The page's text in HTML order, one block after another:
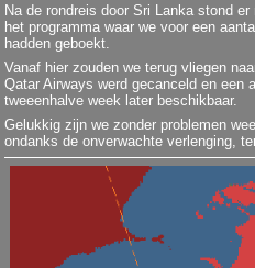
Na de rondreis door Sri Lanka stond
het programma waar we voor een
hadden geboekt.
Vanaf hier zouden we terug vliegen
Qatar Airways werd gecanceld en een
tweeenhalve week later beschikbaar.
Gelukkig zijn we zonder problemen
ondanks de onverwachte verlenging,